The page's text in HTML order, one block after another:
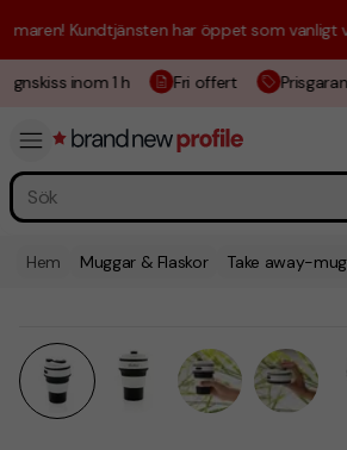
Kundtjänsten har öppet som vanligt
inom 1 h Fri offert
Hem Muggar & Flaskor Take away-